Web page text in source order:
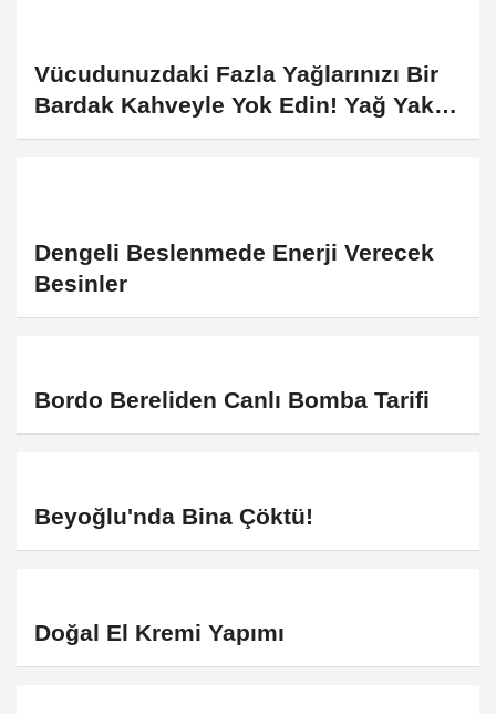
Vücudunuzdaki Fazla Yağlarınızı Bir
Bardak Kahveyle Yok Edin! Yağ Yakıcı
Kahve Nasıl Yapılır?
Dengeli Beslenmede Enerji Verecek
Besinler
Bordo Bereliden Canlı Bomba Tarifi
Beyoğlu'nda Bina Çöktü!
Doğal El Kremi Yapımı